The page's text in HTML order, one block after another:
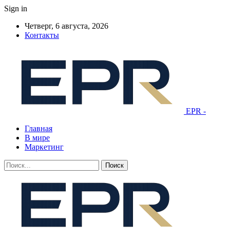
Sign in
Четверг, 6 августа, 2026
Контакты
EPR -
Главная
В мире
Маркетинг